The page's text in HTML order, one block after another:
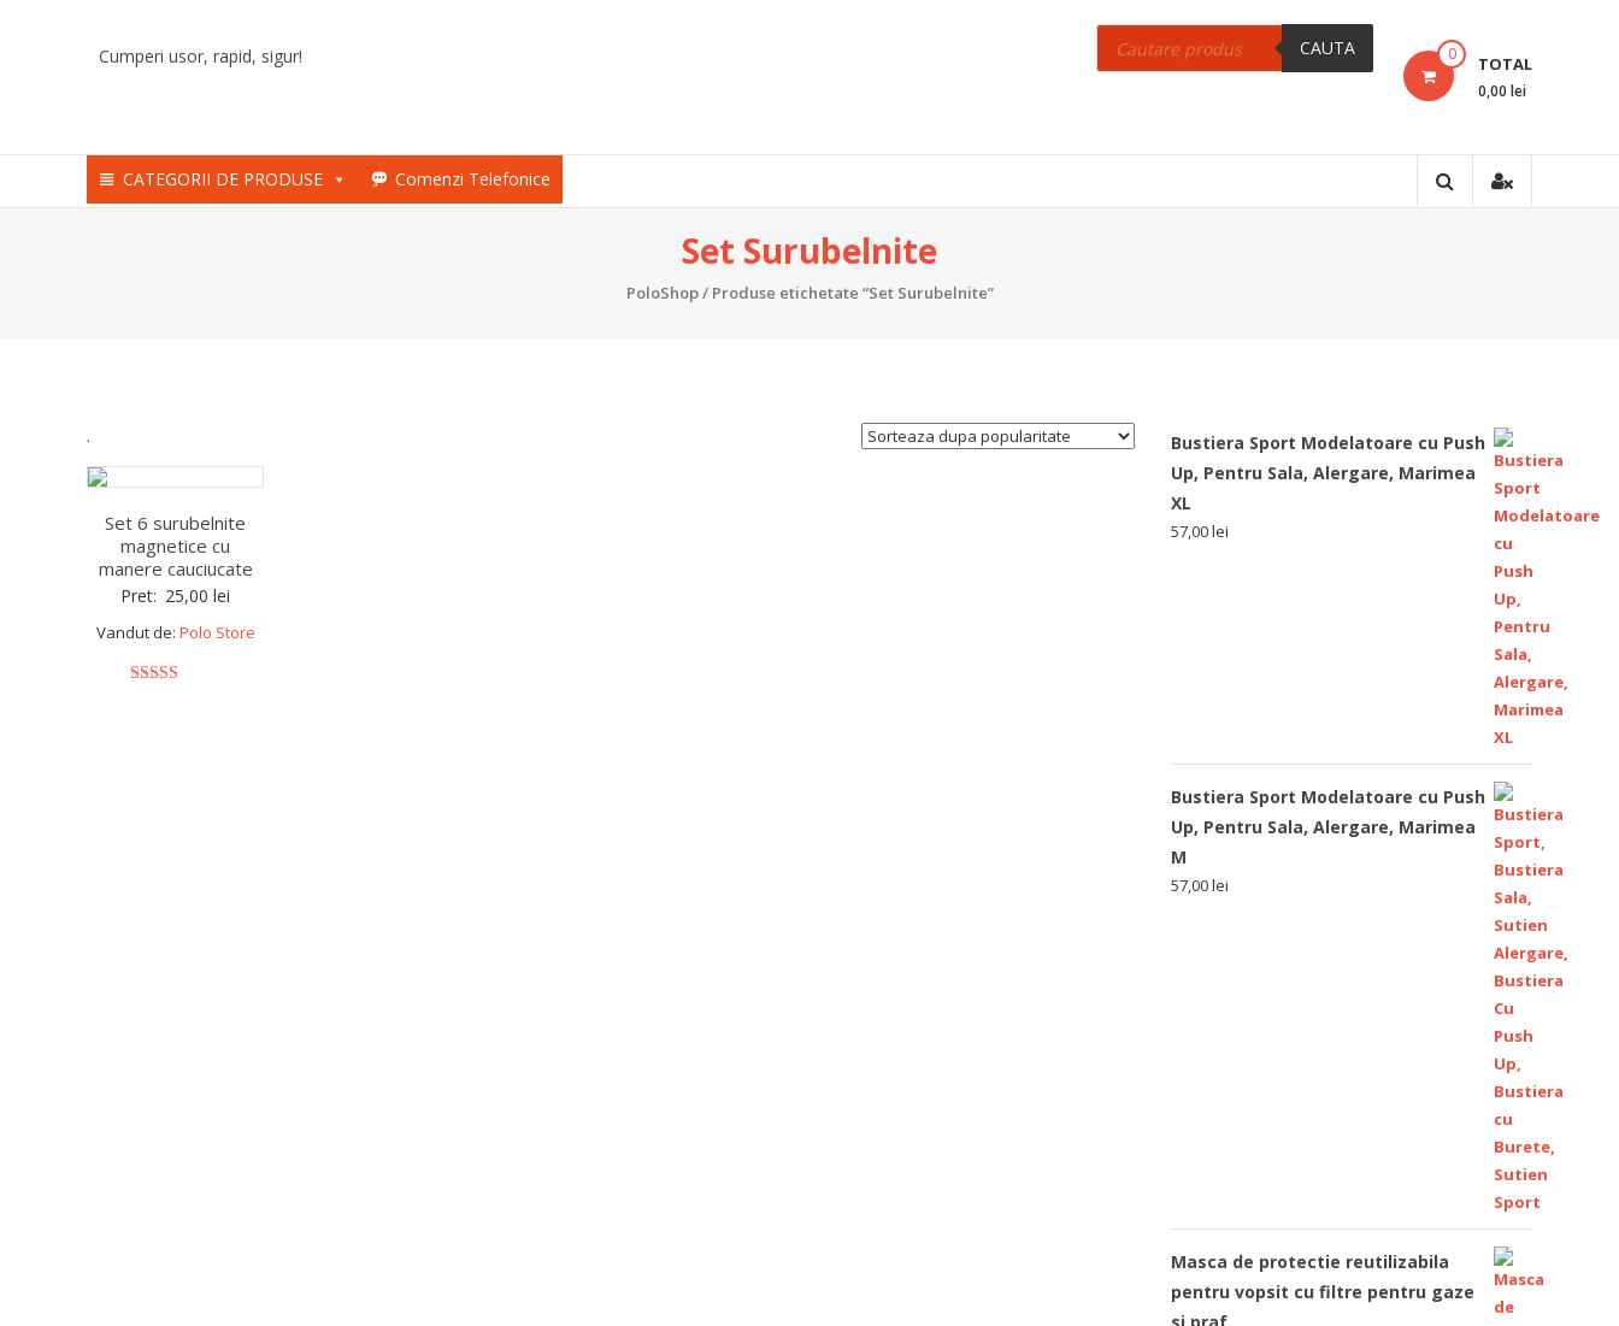
Cumperi usor, rapid, sigur! 0 TOTAL
0,00 lei
Products
search CAUTA
CATEGORII DE PRODUSE Comenzi Telefonice
Set Surubelnite
PoloShop/ Produse etichetate “Set Surubelnite”
.
Set 6 surubelnite
magnetice cu
manere cauciucate
Pret: 25,00lei
Vandut de: Polo Store
Bustiera Sport Modelatoare cu Push
Up, Pentru Sala, Alergare, Marimea
XL
57,00lei
Bustiera Sport Modelatoare cu Push
Up, Pentru Sala, Alergare, Marimea
M
57,00lei
Masca de protectie reutilizabila
pentru vopsit cu filtre pentru gaze